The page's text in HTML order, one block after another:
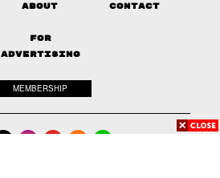
About Contact
FOR
ADVERTISING
MEMBERSHIP